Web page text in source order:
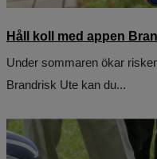
Håll koll med appen
Under sommaren ökar
Brandrisk Ute kan du...